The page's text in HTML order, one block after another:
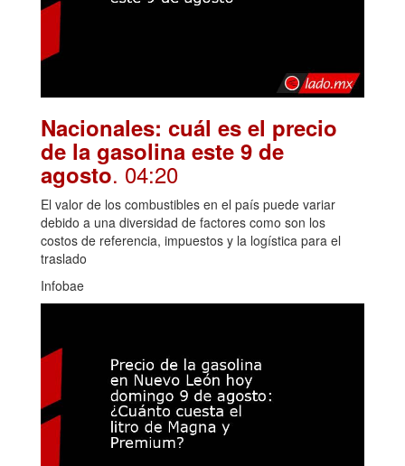
Nacionales: cuál es el precio
de la gasolina este 9 de
agosto. 04:20
El valor de los combustibles en el país puede variar
debido a una diversidad de factores como son los
costos de referencia, impuestos y la logística para el
traslado
Infobae